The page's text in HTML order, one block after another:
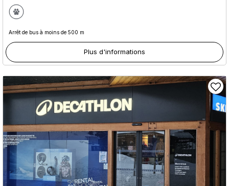
Arrêt de bus à moins de 500 m
Plus d'informations